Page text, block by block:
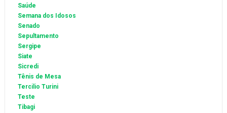
Saúde
Semana dos Idosos
Senado
Sepultamento
Sergipe
Siate
Sicredi
Tênis de Mesa
Tercilio Turini
Teste
Tibagi